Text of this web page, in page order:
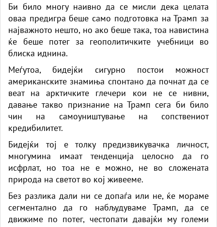
Би било многу наивно да се мисли дека целата
оваа предигра беше само подготовка на Трамп за
најважното нешто, но ако беше така, тоа навистина
ќе беше потег за геополитичките учебници во
блиска иднина.
Меѓутоа, бидејќи сигурно постои можност
американските знамиња спонтано да почнат да се
веат на арктичките глечери кои не се нивни,
давање такво признание на Трамп сега би било
чин на самоуништување на сопствениот
кредибилитет.
Бидејќи тој е толку предизвикувачка личност,
многумина имаат тенденција целосно да го
исфрлат, но тоа не е можно, не во сложената
природа на светот во кој живееме.
Без разлика дали ни се допаѓа или не, ќе мораме
сегментално да го набљудуваме Трамп, да се
движиме по потег, честопати давајќи му големи